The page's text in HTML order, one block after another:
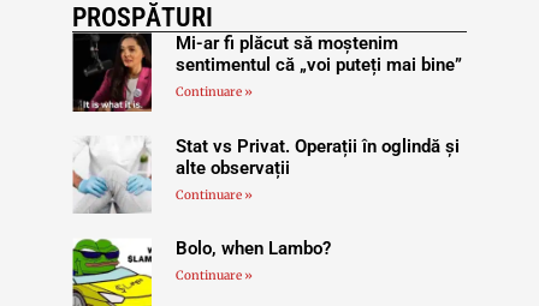
PROSPĂTURI
Mi-ar fi plăcut să moștenim
sentimentul că „voi puteți mai bine”
Continuare »
Stat vs Privat. Operații în oglindă și
alte observații
Continuare »
Bolo, when Lambo?
Continuare »